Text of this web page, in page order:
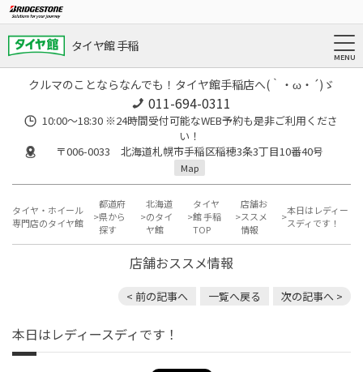
タイヤ館 手稲
クルマのことならなんでも！タイヤ館手稲店へ(｀・ω・´)ゞ
011-694-0311
10:00～18:30 ※24時間受付可能なWEB予約も是非ご利用くださ
い！
〒006-0033 北海道札幌市手稲区稲穂3条3丁目10番40号
Map
タイヤ・ホイール
専門店のタイヤ館
都道府
県から
探す
北海道
のタイ
ヤ館
タイヤ
館 手稲
TOP
店舗お
ススメ
情報
本日はレディー
スディです！
店舗おススメ情報
< 前の記事へ 一覧へ戻る 次の記事へ >
本日はレディースディです！